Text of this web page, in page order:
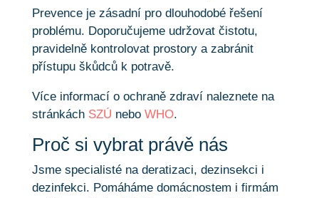
Prevence je zásadní pro dlouhodobé řešení
problému. Doporučujeme udržovat čistotu,
pravidelně kontrolovat prostory a zabránit
přístupu škůdců k potravě.
Více informací o ochraně zdraví naleznete na
stránkách SZÚ nebo WHO.
Proč si vybrat právě nás
Jsme specialisté na deratizaci, dezinsekci i
dezinfekci. Pomáháme domácnostem i firmám